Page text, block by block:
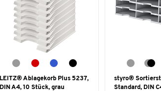
LEITZ® Ablagekorb Plus 5237,
DIN A4, 10 Stück, grau
styro®
Standard, DIN